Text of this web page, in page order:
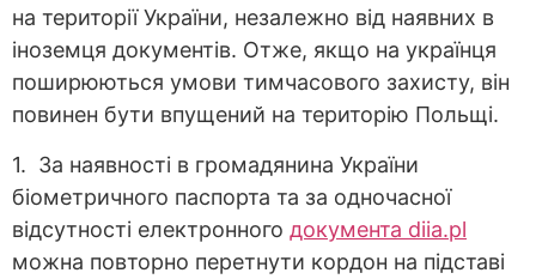
на території України, незалежно від наявних в
іноземця документів. Отже, якщо на українця
поширюються умови тимчасового захисту, він
повинен бути впущений на територію Польщі.
1. За наявності в громадянина України
біометричного паспорта та за одночасної
відсутності електронного документа diia.pl
можна повторно перетнути кордон на підставі